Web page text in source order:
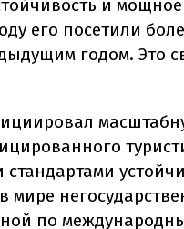
и
его посетили
годом. Это
мире
по